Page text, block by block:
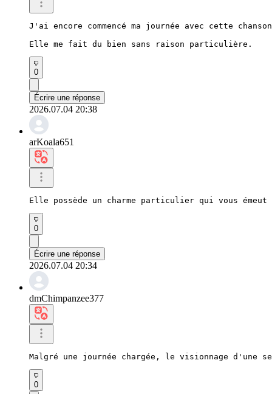
J'ai encore commencé ma journée avec cette
Elle me fait du bien sans raison particulière.
0
Écrire une réponse
2026.07.04 20:38
arKoala651
Elle possède un charme particulier qui vous
0
Écrire une réponse
2026.07.04 20:34
dmChimpanzee377
Malgré une journée chargée, le visionnage d'une
0